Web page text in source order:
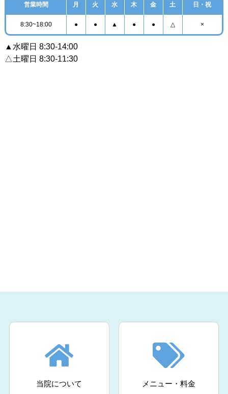
営業時間 月 火 水 木 金 土 日・祝
8:30~18:00 ● ● ▲ ● ● △ ×
▲水曜日 8:30-14:00
△土曜日 8:30-11:30
当院について メニュー・料金